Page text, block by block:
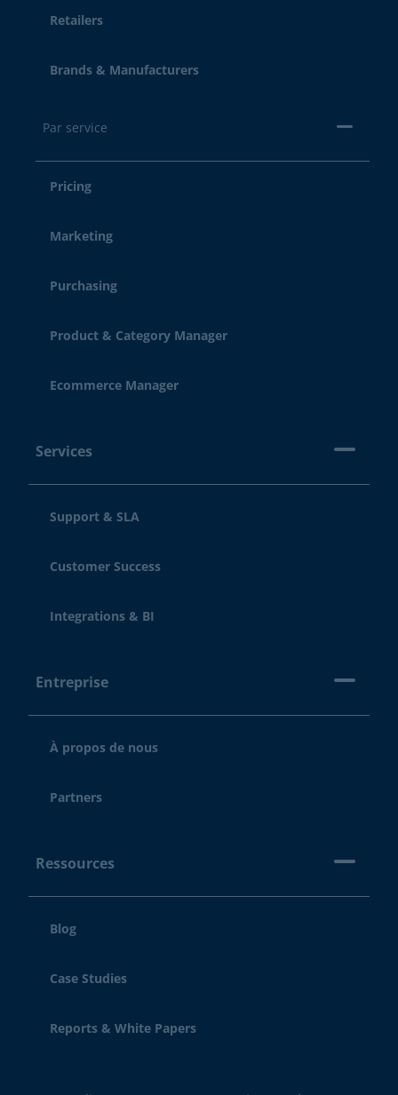
Retailers
Brands & Manufacturers
Par service
Pricing
Marketing
Purchasing
Product & Category Manager
Ecommerce Manager
Services
Support & SLA
Customer Success
Integrations & BI
Entreprise
À propos de nous
Partners
Ressources
Blog
Case Studies
Reports & White Papers